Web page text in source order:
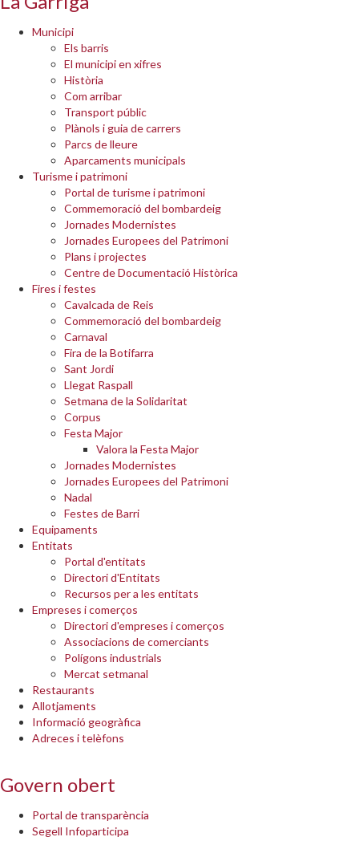
Municipi
Els barris
El municipi en xifres
Història
Com arribar
Transport públic
Plànols i guia de carrers
Parcs de lleure
Aparcaments municipals
Turisme i patrimoni
Portal de turisme i patrimoni
Commemoració del bombardeig
Jornades Modernistes
Jornades Europees del Patrimoni
Plans i projectes
Centre de Documentació Històrica
Fires i festes
Cavalcada de Reis
Commemoració del bombardeig
Carnaval
Fira de la Botifarra
Sant Jordi
Llegat Raspall
Setmana de la Solidaritat
Corpus
Festa Major
Valora la Festa Major
Jornades Modernistes
Jornades Europees del Patrimoni
Nadal
Festes de Barri
Equipaments
Entitats
Portal d'entitats
Directori d'Entitats
Recursos per a les entitats
Empreses i comerços
Directori d'empreses i comerços
Associacions de comerciants
Polígons industrials
Mercat setmanal
Restaurants
Allotjaments
Informació geogràfica
Adreces i telèfons
Govern obert
Portal de transparència
Segell Infoparticipa